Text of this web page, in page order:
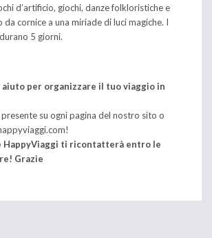
d’artificio, giochi, danze folkloristiche e
da cornice a una miriade di luci magiche. I
5 giorni.
aiuto per organizzare il tuo viaggio in
su ogni pagina del nostro sito o
HappyViaggi ti ricontatterà entro le
Grazie